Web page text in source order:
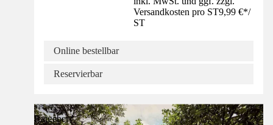
Versandkosten pro ST9,99 €*/
ST
Online bestellbar
Reservierbar
Ratgeber